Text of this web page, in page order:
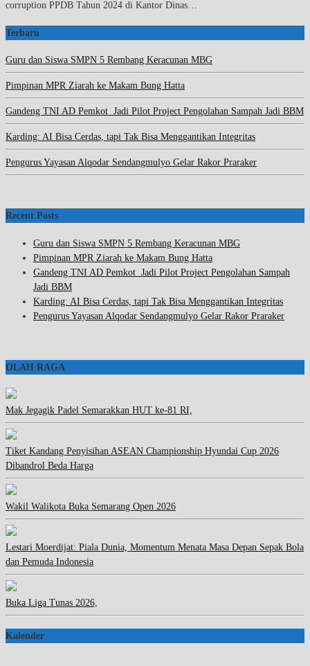
corruption PPDB Tahun 2024 di Kantor Dinas…
Terbaru
Guru dan Siswa SMPN 5 Rembang Keracunan MBG
Pimpinan MPR Ziarah ke Makam Bung Hatta
Gandeng TNI AD Pemkot Jadi Pilot Project Pengolahan Sampah Jadi BBM
Karding: AI Bisa Cerdas, tapi Tak Bisa Menggantikan Integritas
Pengurus Yayasan Alqodar Sendangmulyo Gelar Rakor Praraker
Recent Posts
Guru dan Siswa SMPN 5 Rembang Keracunan MBG
Pimpinan MPR Ziarah ke Makam Bung Hatta
Gandeng TNI AD Pemkot Jadi Pilot Project Pengolahan Sampah
Jadi BBM
Karding: AI Bisa Cerdas, tapi Tak Bisa Menggantikan Integritas
Pengurus Yayasan Alqodar Sendangmulyo Gelar Rakor Praraker
OLAH RAGA
Mak Jegagik Padel Semarakkan HUT ke-81 RI,
Tiket Kandang Penyisihan ASEAN Championship Hyundai Cup 2026
Dibandrol Beda Harga
Wakil Walikota Buka Semarang Open 2026
Lestari Moerdijat: Piala Dunia, Momentum Menata Masa Depan Sepak Bola
dan Pemuda Indonesia
Buka Liga Tunas 2026,
Kalender